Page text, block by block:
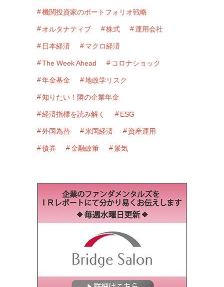
機関投資家のポートフォリオ戦略
オルタナティブ 株式 運用会社
日本経済 マクロ経済
The Week Ahead コロナショック
年金基金 地政学リスク
知りたい！隣の企業年金
経済指標を読み解く ESG
外国為替 米国経済 資産運用
債券 金融政策 景気